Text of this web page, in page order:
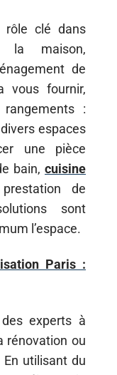
rôle clé dans
la maison,
de
vous fournir,
rangements :
espaces
une pièce
bain, cuisine
de
sont
l’espace.
Paris :
experts à
rénovation ou
utilisant du